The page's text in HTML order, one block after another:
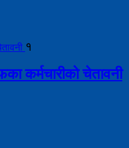
१
कर्मचारीको चेतावनी